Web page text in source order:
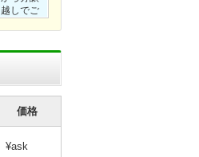
しでご
ていた
実使用
した。
トリー
気のス
クの食
め、し
価格
¥ask